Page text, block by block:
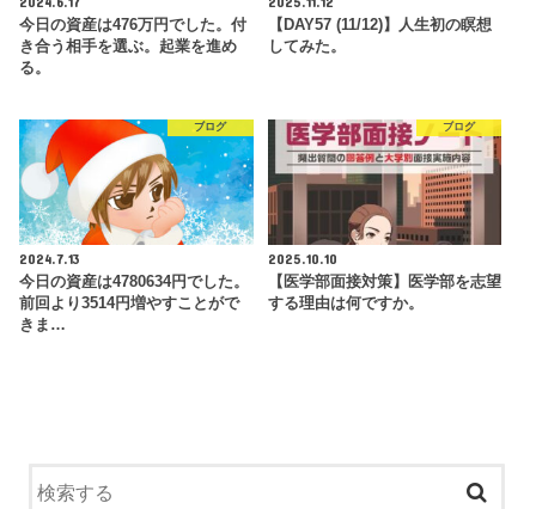
今日の資産は476万円でした。付
き合う相手を選ぶ。起業を進め
る。
【DAY57 (11/12)】人生初の瞑想
してみた。
ブログ
2024.7.13
今日の資産は4780634円でした。
前回より3514円増やすことがで
きま…
ブログ
2025.10.10
【医学部面接対策】医学部を志望
する理由は何ですか。